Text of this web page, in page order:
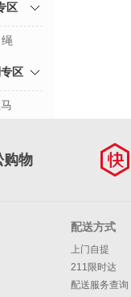
区
区
购物
配送方式
上门自提
211限时达
配送服务查询